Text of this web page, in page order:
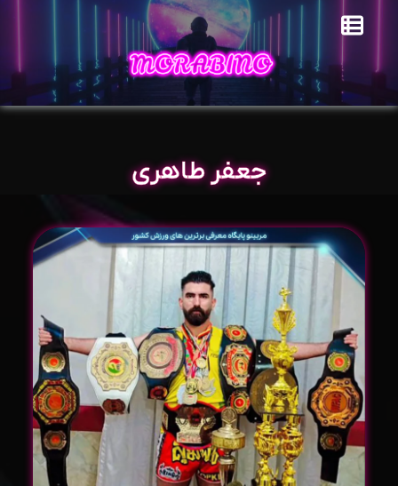
جعفر طاهری